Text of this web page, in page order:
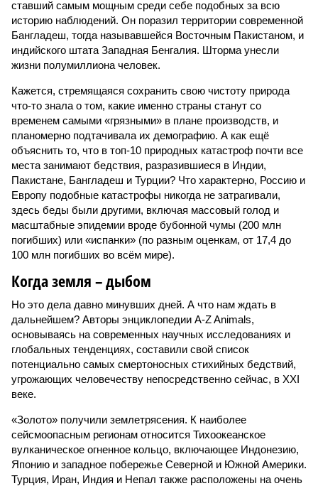
ставший самым мощным среди себе подобных за всю
историю наблюдений. Он поразил территории современной
Бангладеш, тогда называвшейся Восточным Пакистаном, и
индийского штата Западная Бенгалия. Шторма унесли
жизни полумиллиона человек.
Кажется, стремящаяся сохранить свою чистоту природа
что-то знала о том, какие именно страны станут со
временем самыми «грязными» в плане производств, и
планомерно подтачивала их демографию. А как ещё
объяснить то, что в топ-10 природных катастроф почти все
места занимают бедствия, разразившиеся в Индии,
Пакистане, Бангладеш и Турции? Что характерно, Россию и
Европу подобные катастрофы никогда не затрагивали,
здесь беды были другими, включая массовый голод и
масштабные эпидемии вроде бубонной чумы (200 млн
погибших) или «испанки» (по разным оценкам, от 17,4 до
100 млн погибших во всём мире).
Когда земля – дыбом
Но это дела давно минувших дней. А что нам ждать в
дальнейшем? Авторы энциклопедии A-Z Animals,
основываясь на современных научных исследованиях и
глобальных тенденциях, составили свой список
потенциально самых смертоносных стихийных бедствий,
угрожающих человечеству непосредственно сейчас, в XXI
веке.
«Золото» получили землетрясения. К наиболее
сейсмоопасным регионам относится Тихоокеанское
вулканическое огненное кольцо, включающее Индонезию,
Японию и западное побережье Северной и Южной Америки.
Турция, Иран, Индия и Непал также расположены на очень